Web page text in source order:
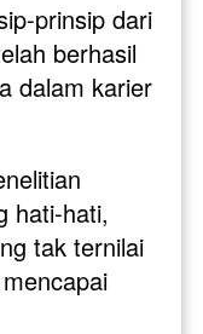
prinsip dari
berhasil
dalam karier
hati-hati,
tak ternilai